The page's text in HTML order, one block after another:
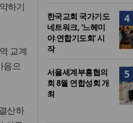
하기
교계
음으
산하
4
한국교회 국가기도
네트워크, ‘느헤미
야 연합기도회’ 시
작
5
서울세계부흥협의
회 8월 연합성회 개
최